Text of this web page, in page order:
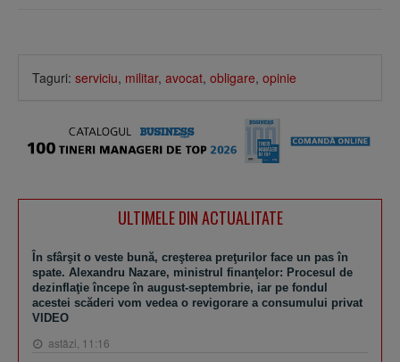
Taguri: serviciu, militar, avocat, obligare, opinie
ULTIMELE DIN ACTUALITATE
În sfârşit o veste bună, creşterea preţurilor face un pas în
spate. Alexandru Nazare, ministrul finanţelor: Procesul de
dezinflaţie începe în august-septembrie, iar pe fondul
acestei scăderi vom vedea o revigorare a consumului privat
VIDEO
astăzi, 11:16